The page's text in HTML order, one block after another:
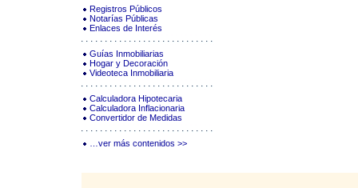
Registros Públicos
Notarías Públicas
Enlaces de Interés
Guías Inmobiliarias
Hogar y Decoración
Videoteca Inmobiliaria
Calculadora Hipotecaria
Calculadora Inflacionaria
Convertidor de Medidas
…ver más contenidos >>